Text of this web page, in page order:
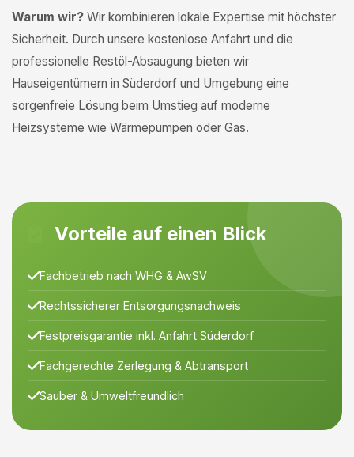
Warum wir? Wir kombinieren lokale Expertise mit höchster
Sicherheit. Durch unsere kostenlose Anfahrt und die
professionelle Restöl-Absaugung bieten wir
Hauseigentümern in Süderdorf und Umgebung eine
sorgenfreie Lösung beim Umstieg auf moderne
Heizsysteme wie Wärmepumpen oder Gas.
Vorteile auf einen Blick
Fachbetrieb nach WHG & AwSV
Rechtssicherer Entsorgungsnachweis
Festpreisgarantie inkl. Anfahrt Süderdorf
Fachgerechte Zerlegung & Abtransport
Sauber & Umweltfreundlich